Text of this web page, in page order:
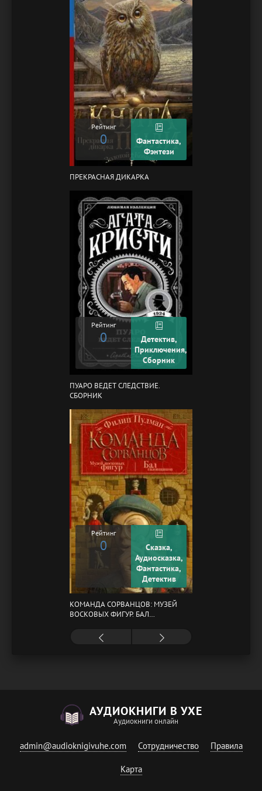
Рейтинг
0
Фантастика,
Фэнтези
ПРЕКРАСНАЯ ДИКАРКА
Рейтинг
0
Детектив,
Приключения,
Сборник
ПУАРО ВЕДЕТ СЛЕДСТВИЕ.
СБОРНИК
Рейтинг
0
Сказка,
Аудиосказка,
Фантастика,
Детектив
КОМАНДА СОРВАНЦОВ: МУЗЕЙ
ВОСКОВЫХ ФИГУР. БАЛ
АУДИОКНИГИ В УХЕ
Аудиокниги онлайн
admin@audioknigivuhe.com Сотрудничество Правила
Карта